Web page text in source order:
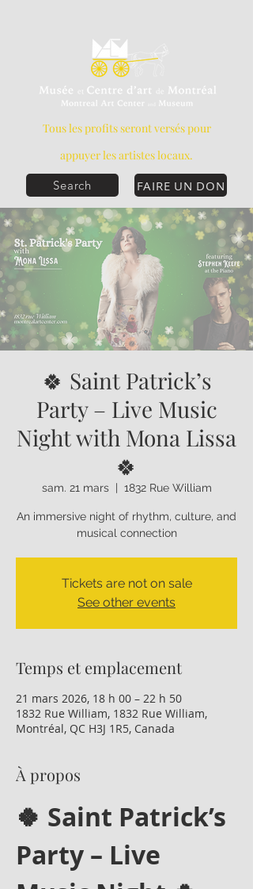
FAIRE UN DON
Tous les profits seront versés pour
appuyer les artistes locaux.
Search
🍀 Saint Patrick’s
Party – Live Music
Night with Mona Lissa
🍀
sam. 21 mars
  |
1832 Rue William
An immersive night of rhythm, culture, and
musical connection
Tickets are not on sale
See other events
Temps et emplacement
21 mars 2026, 18 h 00 – 22 h 50
1832 Rue William, 1832 Rue William,
Montréal, QC H3J 1R5, Canada
À propos
🍀 Saint Patrick’s
Party – Live